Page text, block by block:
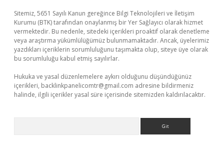
Sitemiz, 5651 Sayılı Kanun gereğince Bilgi Teknolojileri ve İletişim
Kurumu (BTK) tarafından onaylanmış bir Yer Sağlayıcı olarak hizmet
vermektedir. Bu nedenle, sitedeki içerikleri proaktif olarak denetleme
veya araştırma yükümlülüğümüz bulunmamaktadır. Ancak, üyelerimiz
yazdıkları içeriklerin sorumluluğunu taşımakta olup, siteye üye olarak
bu sorumluluğu kabul etmiş sayılırlar.
Hukuka ve yasal düzenlemelere aykırı olduğunu düşündüğünüz
içerikleri, backlinkpanelicomtr@gmail.com adresine bildirmeniz
halinde, ilgili içerikler yasal süre içerisinde sitemizden kaldırılacaktır.